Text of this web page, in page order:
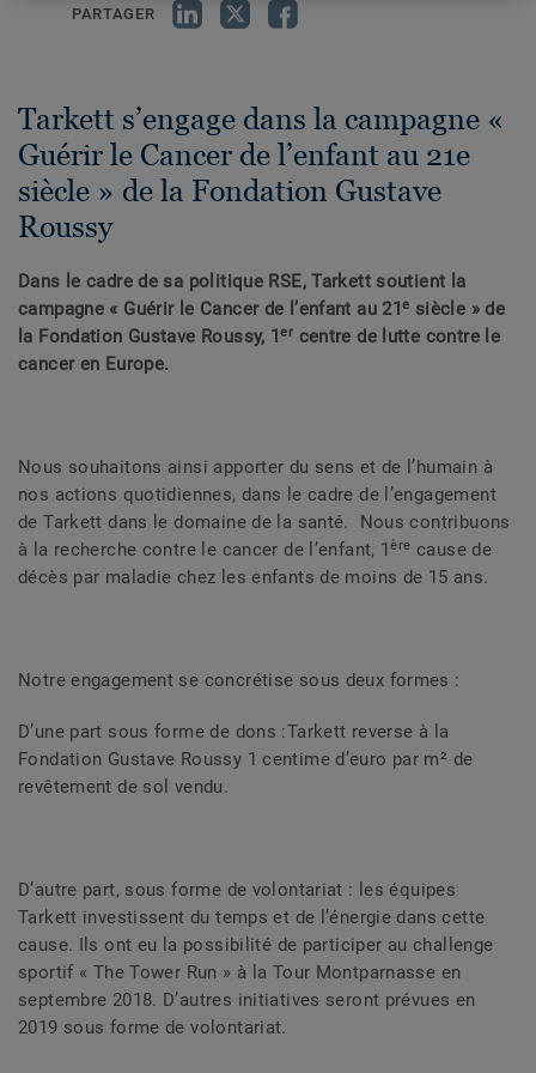
PARTAGER
Tarkett s’engage dans la campagne «
Guérir le Cancer de l’enfant au 21e
siècle » de la Fondation Gustave
Roussy
Dans le cadre de sa politique RSE, Tarkett soutient la
campagne « Guérir le Cancer de l’enfant au 21e siècle » de
la Fondation Gustave Roussy, 1er centre de lutte contre le
cancer en Europe.
Nous souhaitons ainsi apporter du sens et de l’humain à
nos actions quotidiennes, dans le cadre de l’engagement
de Tarkett dans le domaine de la santé. Nous contribuons
à la recherche contre le cancer de l’enfant, 1ère cause de
décès par maladie chez les enfants de moins de 15 ans.
Notre engagement se concrétise sous deux formes :
D’une part sous forme de dons :Tarkett reverse à la
Fondation Gustave Roussy 1 centime d’euro par m² de
revêtement de sol vendu.
D’autre part, sous forme de volontariat : les équipes
Tarkett investissent du temps et de l’énergie dans cette
cause. Ils ont eu la possibilité de participer au challenge
sportif « The Tower Run » à la Tour Montparnasse en
septembre 2018. D’autres initiatives seront prévues en
2019 sous forme de volontariat.